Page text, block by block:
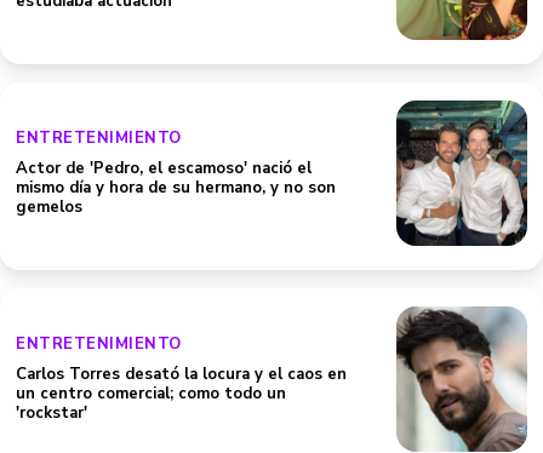
ENTRETENIMIENTO
Actor de 'Pedro, el escamoso' nació el
mismo día y hora de su hermano, y no son
gemelos
ENTRETENIMIENTO
Carlos Torres desató la locura y el caos en
un centro comercial; como todo un
'rockstar'